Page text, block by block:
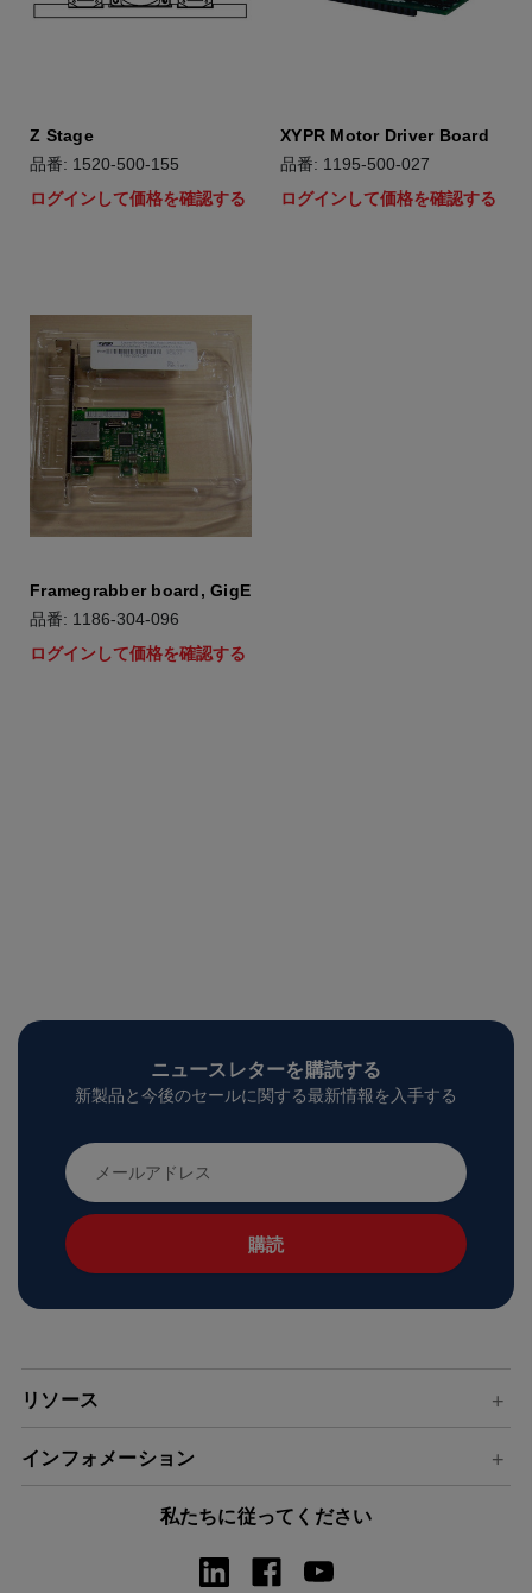
Z Stage
品番: 1520-500-155
ログインして価格を確認する
XYPR Motor Driver Board
品番: 1195-500-027
ログインして価格を確認する
Framegrabber board, GigE
品番: 1186-304-096
ログインして価格を確認する
ニュースレターを購読する
新製品と今後のセールに関する最新情報を入手する
メ
ー
ル
ア
ド
リソース
インフォメーション
私たちに従ってください